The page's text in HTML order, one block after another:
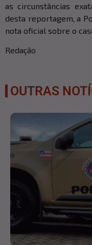
as circunstâncias
desta reportagem, a
nota oficial sobre o
Redação
OUTRAS